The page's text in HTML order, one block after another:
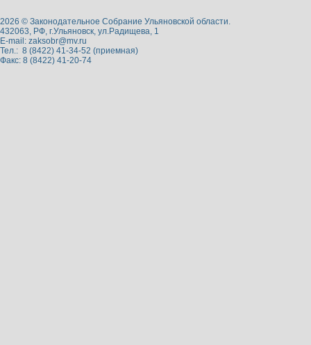
2026 © Законодательное Собрание Ульяновской области.
432063, РФ, г.Ульяновск, ул.Радищева, 1
E-mail: zaksobr@mv.ru
Тел.: 8 (8422) 41-34-52 (приемная)
Факс: 8 (8422) 41-20-74